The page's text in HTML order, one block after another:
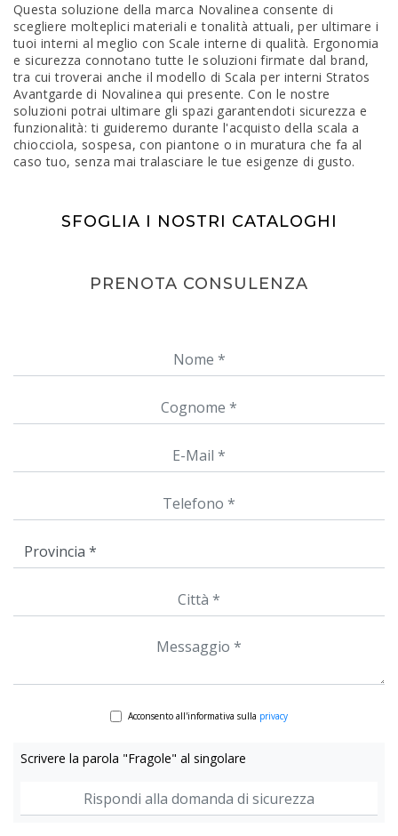
Questa soluzione della marca Novalinea consente di
scegliere molteplici materiali e tonalità attuali, per ultimare i
tuoi interni al meglio con Scale interne di qualità. Ergonomia
e sicurezza connotano tutte le soluzioni firmate dal brand,
tra cui troverai anche il modello di Scala per interni Stratos
Avantgarde di Novalinea qui presente. Con le nostre
soluzioni potrai ultimare gli spazi garantendoti sicurezza e
funzionalità: ti guideremo durante l'acquisto della scala a
chiocciola, sospesa, con piantone o in muratura che fa al
caso tuo, senza mai tralasciare le tue esigenze di gusto.
SFOGLIA I NOSTRI CATALOGHI
PRENOTA CONSULENZA
Acconsento all'informativa sulla privacy
Scrivere la parola "Fragole" al singolare